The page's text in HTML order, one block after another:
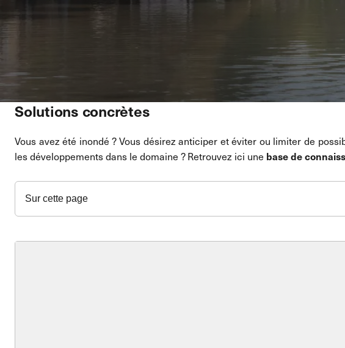
Solutions concrètes
Vous avez été inondé ? Vous désirez anticiper et éviter ou limiter de
les développementsdans le domaine ?Retrouvez ici une base de
Sur cette page